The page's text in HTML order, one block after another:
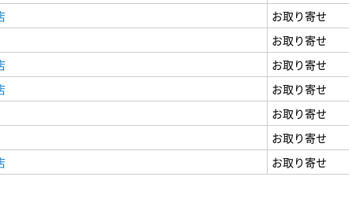
お取り寄せ
お取り寄せ
お取り寄せ
お取り寄せ
お取り寄せ
お取り寄せ
お取り寄せ